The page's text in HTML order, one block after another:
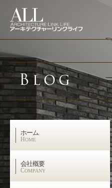
ホーム
HOME
会社概要
COMPANY